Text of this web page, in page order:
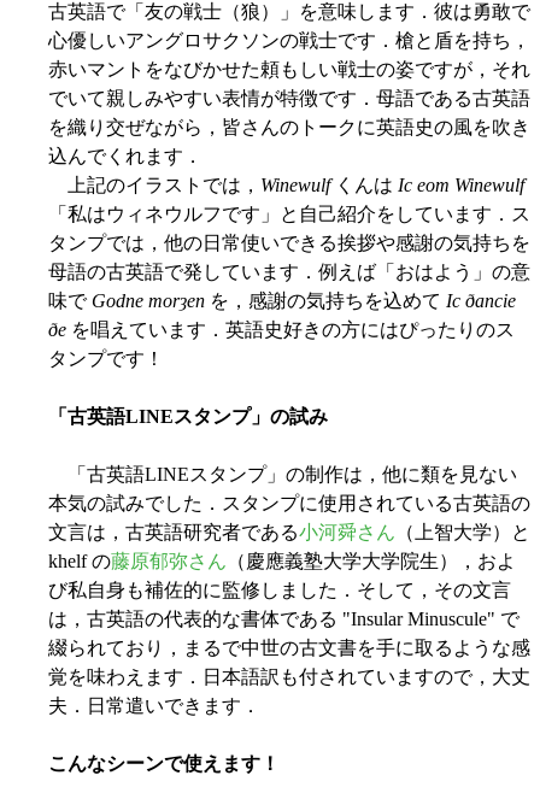
古英語で「友の戦士（狼）」を意味します．彼は勇敢で
心優しいアングロサクソンの戦士です．槍と盾を持ち，
赤いマントをなびかせた頼もしい戦士の姿ですが，それ
でいて親しみやすい表情が特徴です．母語である古英語
を織り交ぜながら，皆さんのトークに英語史の風を吹き
込んでくれます．
上記のイラストでは， Winewulfくんは Ic eom Winewulf
「私はウィネウルフです」と自己紹介をしています．ス
タンプでは，他の日常使いできる挨拶や感謝の気持ちを
母語の古英語で発しています．例えば「おはよう」の意
味で Godne morȝen を，感謝の気持ちを込めて Ic ðancie
ðe を唱えています．英語史好きの方にはぴったりのス
タンプです！
「古英語LINEスタンプ」の試み
「古英語LINEスタンプ」の制作は，他に類を見ない
本気の試みでした．スタンプに使用されている古英語の
文言は，古英語研究者である小河舜さん （上智大学）と
khelf の藤原郁弥さん （慶應義塾大学大学院生），およ
び私自身も補佐的に監修しました．そして，その文言
は，古英語の代表的な書体である "Insular Minuscule" で
綴られており，まるで中世の古文書を手に取るような感
覚を味わえます．日本語訳も付されていますので，大丈
夫．日常遣いできます．
こんなシーンで使えます！